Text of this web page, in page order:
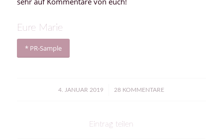
Eure Marie
* PR-Sample
4. JANUAR 2019
/ 28 KOMMENTARE
Eintrag teilen